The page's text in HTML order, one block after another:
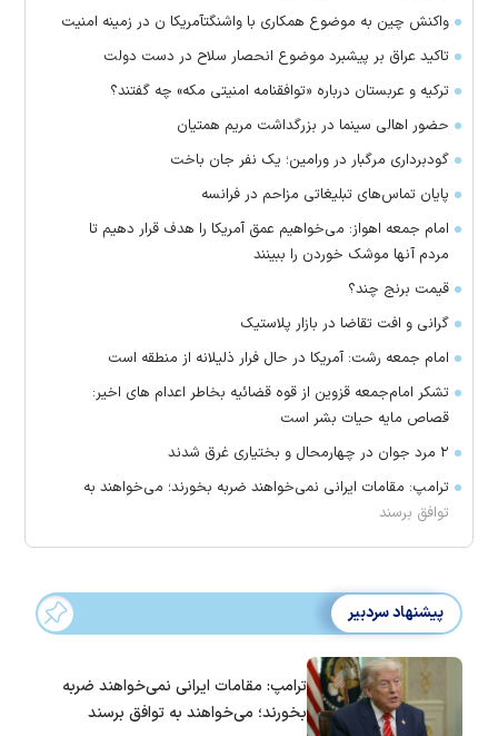
واکنش چین به موضوع همکاری با واشنگتآمریکا ن در زمینه امنیت
تاکید عراق بر پیشبرد موضوع انحصار سلاح در دست دولت
ترکیه و عربستان درباره «توافقنامه امنیتی مکه» چه گفتند؟
حضور اهالی سینما در بزرگداشت مریم همتیان
گودبرداری مرگبار در ورامین؛ یک نفر جان باخت
پایان تماس‌های تبلیغاتی مزاحم در فرانسه
امام جمعه اهواز: می‌خواهیم عمق آمریکا را هدف قرار دهیم تا
مردم آنها موشک خوردن را ببینند
قیمت برنج چند؟
گرانی و افت تقاضا در بازار پلاستیک
امام جمعه رشت: آمریکا در حال فرار ذلیلانه از منطقه است
تشکر امام‌جمعه قزوین از قوه قضائیه بخاطر اعدام های اخیر:
قصاص مایه حیات بشر است
۲ مرد جوان در چهارمحال و بختیاری غرق شدند
ترامپ: مقامات ایرانی نمی‌خواهند ضربه بخورند؛ می‌خواهند به
توافق برسند
پیشنهاد سردبیر
ترامپ: مقامات ایرانی نمی‌خواهند ضربه
بخورند؛ می‌خواهند به توافق برسند